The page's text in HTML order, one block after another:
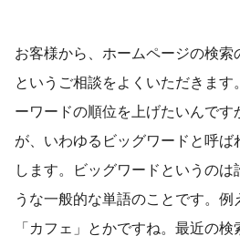
お客様から、ホームページの検
というご相談をよくいただきま
ーワードの順位を上げたいんで
が、いわゆるビッグワードと呼ば
します。ビッグワードというの
うな一般的な単語のことです。
「カフェ」とかですね。最近の